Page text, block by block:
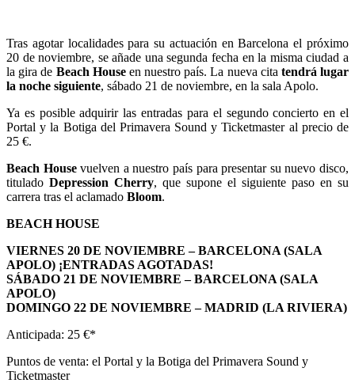
Tras agotar localidades para su actuación en Barcelona el próximo
20 de noviembre, se añade una segunda fecha en la misma ciudad a
la gira de Beach Houseen nuestro país. La nueva cita tendrá lugar
la noche siguiente, sábado 21 de noviembre, en la sala Apolo.
Ya es posible adquirir las entradas para el segundo concierto en el
Portal y la Botiga del Primavera Sound y Ticketmaster al precio de
25 €.
Beach Housevuelven a nuestro país para presentar su nuevo disco,
titulado Depression Cherry, que supone el siguiente paso en su
carrera tras el aclamado Bloom.
BEACH HOUSE
VIERNES 20 DE NOVIEMBRE – BARCELONA (SALA
APOLO) ¡ENTRADAS AGOTADAS!
SÁBADO 21 DE NOVIEMBRE – BARCELONA (SALA
APOLO)
DOMINGO 22 DE NOVIEMBRE – MADRID (LA RIVIERA)
Anticipada: 25 €*
Puntos de venta: el Portal y la Botiga del Primavera Sound y
Ticketmaster